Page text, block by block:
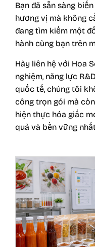
Bạn đã sẵn sàng
hương vị mà không
đang tìm kiếm một
hành cùng bạn trên
Hãy liên hệ với Hoa
nghiệm, năng lực
quốc tế, chúng tôi
công trọn gói mà
hiện thực hóa giấc
quả và bền vững